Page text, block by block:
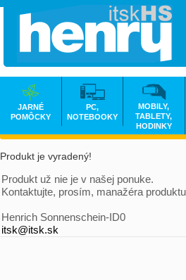
Produkt je vyradený!
Produkt už nie je v našej ponuke.
Kontaktujte, prosím, manažéra
Henrich Sonnenschein-ID0
itsk@itsk.sk
JARNÉ
POMÔCKY
PC,
NOTEBOOKY
MOBILY,
TABLETY,
HODINKY